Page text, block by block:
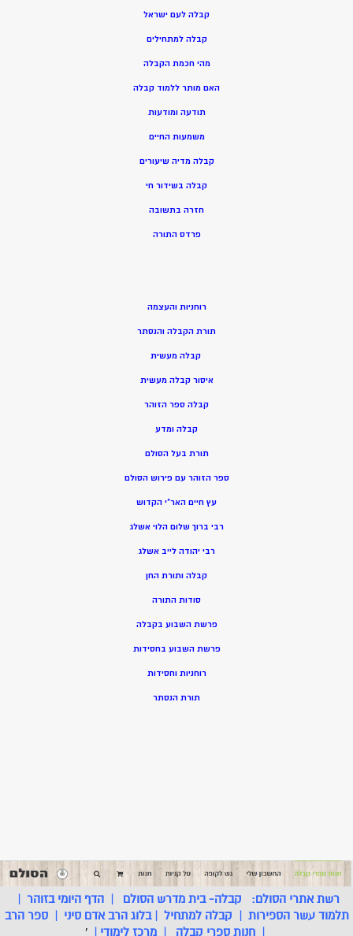
קבלה לעם ישראל
קבלה למתחילים
מהי חכמת הקבלה
האם מותר ללמוד קבלה
תודעה ומודעות
משמעות החיים
קבלה מדיה שיעורים
קבלה בשידור חי
חזרה בתשובה
פרדס התורה
רוחניות והעצמה
תורת הקבלה והנסתר
קבלה מעשית
איסור קבלה מעשית
קבלה ספר הזוהר
קבלה ומדע
תורת בעל הסולם
ספר הזוהר עם פירוש הסולם
עץ חיים האר”י הקדוש
רבי ברוך שלום הלוי אשלג
רבי יהודה לייב אשלג
קבלה ותורת החן
סודות התורה
פרשת השבוע בקבלה
פרשת השבוע בחסידות
רוחניות וחסידות
תורת הנסתר
רשת אתרי הסולם: קבלה- בית מדרש הסולם |הדף היומי בזוהר |
תלמוד עשר הספירות | קבלה למתחיל |בלוג הרב אדם סיני |ספר הרב
| חנות ספרי קבלה | מרכז לימודי |
'